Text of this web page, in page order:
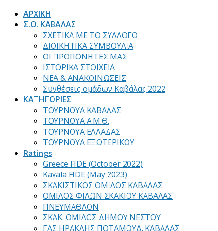
ΑΡΧΙΚΗ
Σ.Ο. ΚΑΒΑΛΑΣ
ΣΧΕΤΙΚΑ ΜΕ ΤΟ ΣΥΛΛΟΓΟ
ΔΙΟΙΚΗΤΙΚΑ ΣΥΜΒΟΥΛΙΑ
ΟΙ ΠΡΟΠΟΝΗΤΕΣ ΜΑΣ
ΙΣΤΟΡΙΚΑ ΣΤΟΙΧΕΙΑ
ΝΕΑ & ΑΝΑΚΟΙΝΩΣΕΙΣ
Συνθέσεις ομάδων Καβάλας 2022
ΚΑΤΗΓΟΡΙΕΣ
ΤΟΥΡΝΟΥΑ ΚΑΒΑΛΑΣ
ΤΟΥΡΝΟΥΑ Α.Μ.Θ.
ΤΟΥΡΝΟΥΑ ΕΛΛΑΔΑΣ
ΤΟΥΡΝΟΥΑ ΕΞΩΤΕΡΙΚΟΥ
Ratings
Greece FIDE (October 2022)
Kavala FIDE (May 2023)
ΣΚΑΚΙΣΤΙΚΟΣ ΟΜΙΛΟΣ ΚΑΒΑΛΑΣ
ΟΜΙΛΟΣ ΦΙΛΩΝ ΣΚΑΚΙΟΥ ΚΑΒΑΛΑΣ
ΠΝΕΥΜΑΘΛΟΝ
ΣΚΑΚ. ΟΜΙΛΟΣ ΔΗΜΟΥ ΝΕΣΤΟΥ
ΓΑΣ ΗΡΑΚΛΗΣ ΠΟΤΑΜΟΥΔ. ΚΑΒΑΛΑΣ